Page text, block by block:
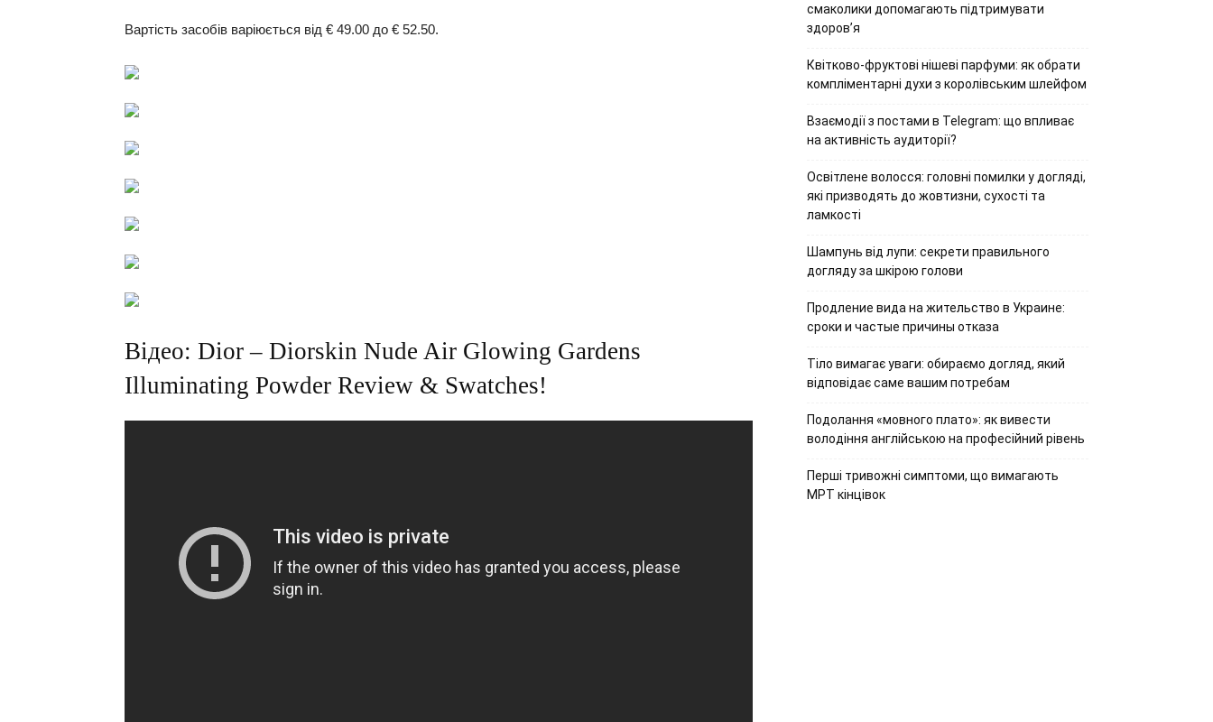
Вартість засобів варіюється від € 49.00 до € 52.50.
Відео: Dior – Diorskin Nude Air Glowing Gardens
Illuminating Powder Review & Swatches!
смаколики допомагають підтримувати
здоров’я
Квітково-фруктові нішеві парфуми: як обрати
компліментарні духи з королівським шлейфом
Взаємодії з постами в Telegram: що впливає
на активність аудиторії?
Освітлене волосся: головні помилки у догляді,
які призводять до жовтизни, сухості та
ламкості
Шампунь від лупи: секрети правильного
догляду за шкірою голови
Продление вида на жительство в Украине:
сроки и частые причины отказа
Тіло вимагає уваги: обираємо догляд, який
відповідає саме вашим потребам
Подолання «мовного плато»: як вивести
володіння англійською на професійний рівень
Перші тривожні симптоми, що вимагають
МРТ кінцівок